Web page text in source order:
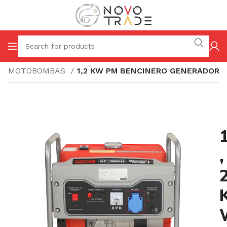
/ MOTOBOMBAS 1,2 KW PM BENCINERO GENERADOR
,